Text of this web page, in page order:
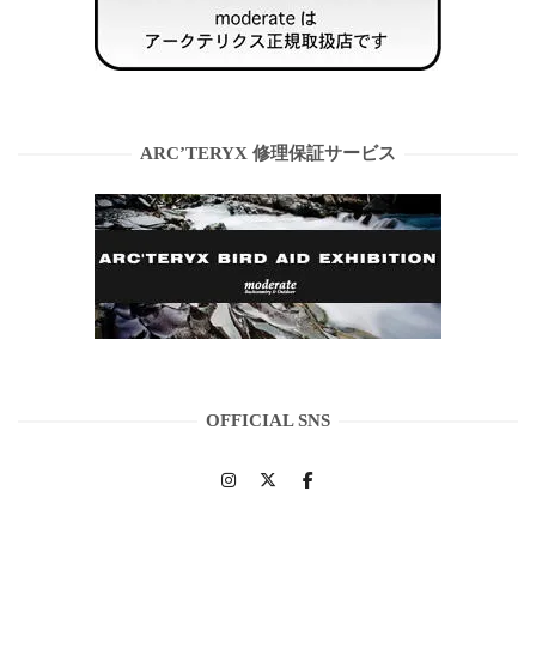
ARC’TERYX 修理保証サービス
OFFICIAL SNS